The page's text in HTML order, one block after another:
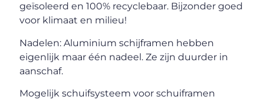
geïsoleerd en 100% recyclebaar. Bijzonder goed
voor klimaat en milieu!
Nadelen: Aluminium schijframen hebben
eigenlijk maar één nadeel. Ze zijn duurder in
aanschaf.
Mogelijk schuifsysteem voor schuiframen